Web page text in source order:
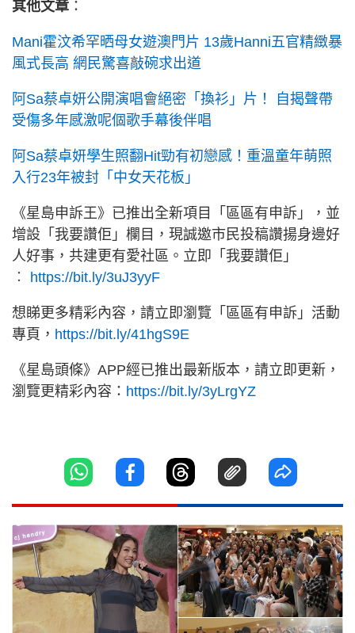
其他文章 ：
Mani霍汶希罕晒母女遊澳門片 13歲Hanni五官精緻暴
風式長高 網民驚喜敲碗求出道
阿Sa蔡卓妍公開演唱會絕密「換衫」片！ 自揭聲帶
受傷多年感激呢個歌手幕後伴唱
阿Sa蔡卓妍學生照翻Hit勁有初戀感！重溫童年萌照
入行23年被封「中女天花板」
《星島申訴王》已推出全新項目「區區有申訴」，並
增設「我要讚佢」欄目，現誠邀市民投稿讚揚身邊好
人好事，共建更有愛社區。立即「我要讚佢」
︰ https://bit.ly/3uJ3yyF
想睇更多精彩內容，請立即瀏覽「區區有申訴」活動
專頁， https://bit.ly/41hgS9E
《星島頭條》APP經已推出最新版本，請立即更新，
瀏覽更精彩內容： https://bit.ly/3yLrgYZ